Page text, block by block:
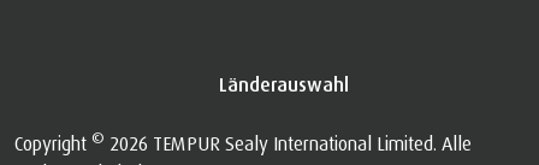
Länderauswahl
Copyright © 2026 TEMPUR Sealy International Limited. Alle